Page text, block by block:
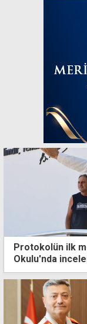
Protokolün ilk
Okulu'nda